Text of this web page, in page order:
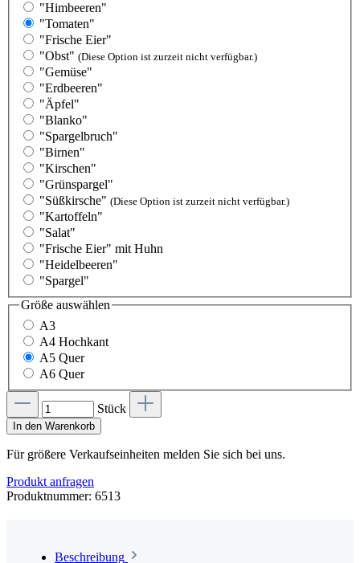
"Himbeeren"
"Tomaten"
"Frische Eier"
"Obst" (Diese Option ist zurzeit nicht verfügbar.)
"Gemüse"
"Erdbeeren"
"Äpfel"
"Blanko"
"Spargelbruch"
"Birnen"
"Kirschen"
"Grünspargel"
"Süßkirsche" (Diese Option ist zurzeit nicht verfügbar.)
"Kartoffeln"
"Salat"
"Frische Eier" mit Huhn
"Heidelbeeren"
"Spargel"
Größe auswählen
A3
A4 Hochkant
A5 Quer
A6 Quer
Stück
In den Warenkorb
Für größere Verkaufseinheiten melden Sie sich bei uns.
Produkt anfragen
Produktnummer: 6513
Beschreibung